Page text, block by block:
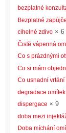
bezplatné
Bezplatné
cihelné zdivo × 6
Čistě vápenná
Co s prázdnými
Co si mám
Co usnadní vrtání
degradace
dispergace × 9
doba mezi
Doba míchání